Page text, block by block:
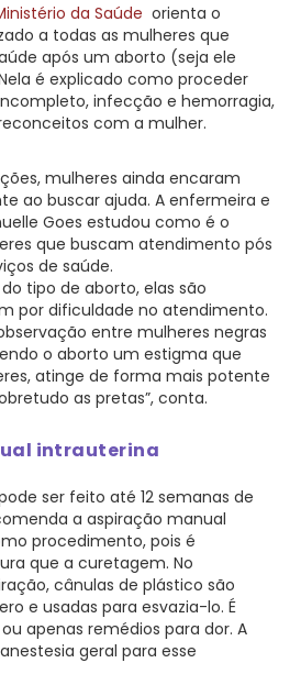
da Saúde orienta o
a todas as mulheres que
após um aborto (seja ele
é explicado como proceder
infecção e hemorragia,
com a mulher.
mulheres ainda encaram
ao buscar ajuda. A enfermeira e
Goes estudou como é o
que buscam atendimento pós
de saúde.
tipo de aborto, elas são
por dificuldade no atendimento.
entre mulheres negras
o aborto um estigma que
atinge de forma mais potente
as pretas”, conta.
intrauterina
ser feito até 12 semanas de
a aspiração manual
procedimento, pois é
que a curetagem. No
cânulas de plástico são
e usadas para esvazia-lo. É
apenas remédios para dor. A
geral para esse